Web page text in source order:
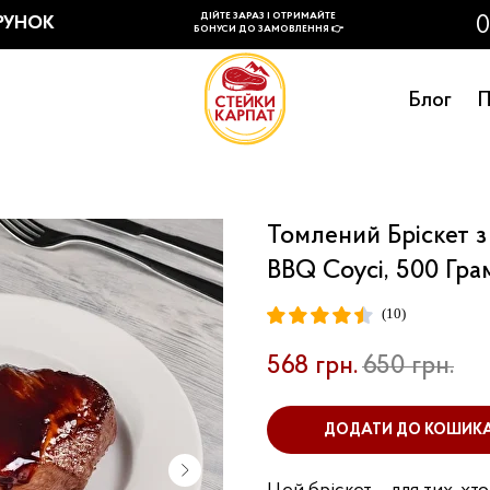
Блог
Томлений Бріскет
BBQ Соусі, 500
(10)
568 грн. 650 грн.
ДОДАТИ ДО